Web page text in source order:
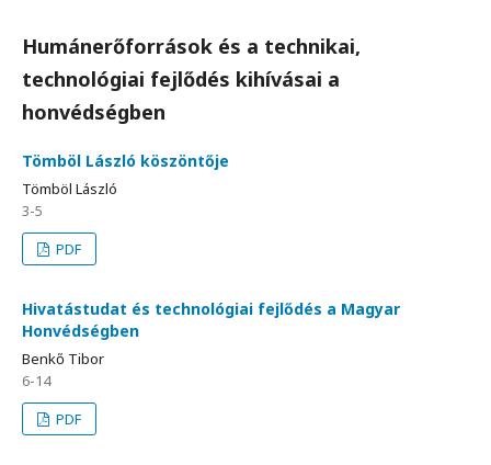
Humánerőforrások és a technikai,
technológiai fejlődés kihívásai a
honvédségben
Tömböl László köszöntője
Tömböl László
3-5
PDF
Hivatástudat és technológiai fejlődés a Magyar
Honvédségben
Benkő Tibor
6-14
PDF